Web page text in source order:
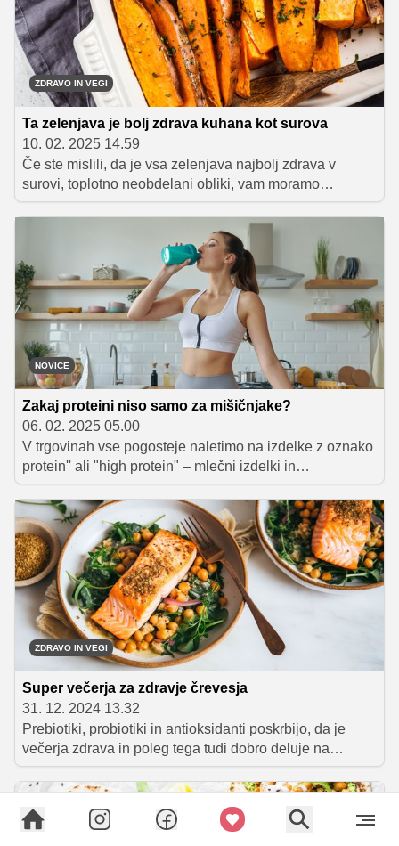
ZDRAVO IN VEGI
Ta zelenjava je bolj zdrava kuhana kot surova
10. 02. 2025 14.59
Če ste mislili, da je vsa zelenjava najbolj zdrava v
surovi, toplotno neobdelani obliki, vam moramo
povedati, da se motite. Nekatera živila so dejansko bolj
zdrava, ko jih kuhamo, kot ko jih uživamo surove.
NOVICE
Zakaj proteini niso samo za mišičnjake?
06. 02. 2025 05.00
V trgovinah vse pogosteje naletimo na izdelke z oznako
protein'' ali "high protein" – mlečni izdelki in
beljakovinske ploščice so le nekateri izmed njih.
Nekateri potrošniki so nad tovrstnimi živili navdušeni,
medtem ko drugi menijo, da gre za živila, ki so
namenjena zgolj športnikom. Pa je temu res tako?
ZDRAVO IN VEGI
Super večerja za zdravje črevesja
31. 12. 2024 13.32
Prebiotiki, probiotiki in antioksidanti poskrbijo, da je
večerja zdrava in poleg tega tudi dobro deluje na
zdravje črevesja.